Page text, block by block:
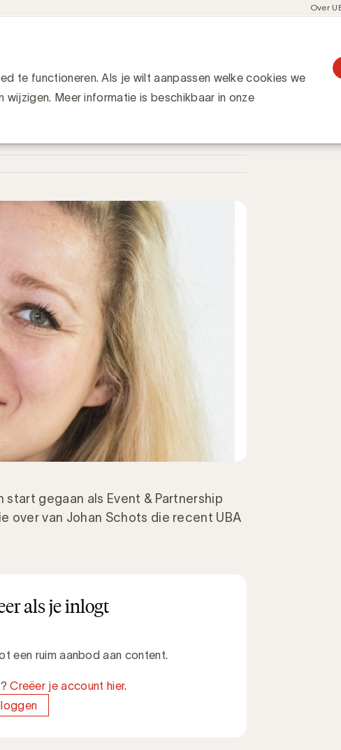
te functioneren. Als je wilt aanpassen welke cookies we
Meer informatie is beschikbaar in onze
Meta
Over
team als Event &
start gegaan als Event & Partnership
over van Johan Schots die recent UBA
als je inlogt
een ruim aanbod aan content.
Creëer je account hier.